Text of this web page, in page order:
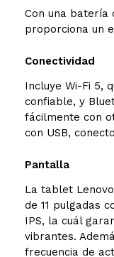
Características
Con una batería
proporciona un
Conectividad
Incluye Wi-Fi 5,
confiable, y
fácilmente con
con USB,
Pantalla
La tablet
de 11 pulgadas
IPS, la cuál
vibrantes.
frecuencia de